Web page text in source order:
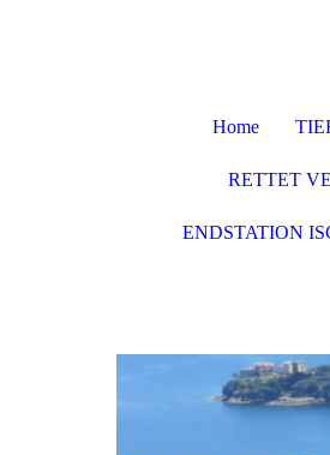
Home
RETTET
ENDSTATION